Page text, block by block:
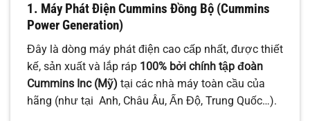
1. Máy Phát Điện Cummins Đồng Bộ (Cummins
Power Generation)
Đây là dòng máy phát điện cao cấp nhất, được thiết
kế, sản xuất và lắp ráp 100% bởi chính tập đoàn
Cummins Inc (Mỹ) tại các nhà máy toàn cầu của
hãng (như tại Anh, Châu Âu, Ấn Độ, Trung Quốc…).